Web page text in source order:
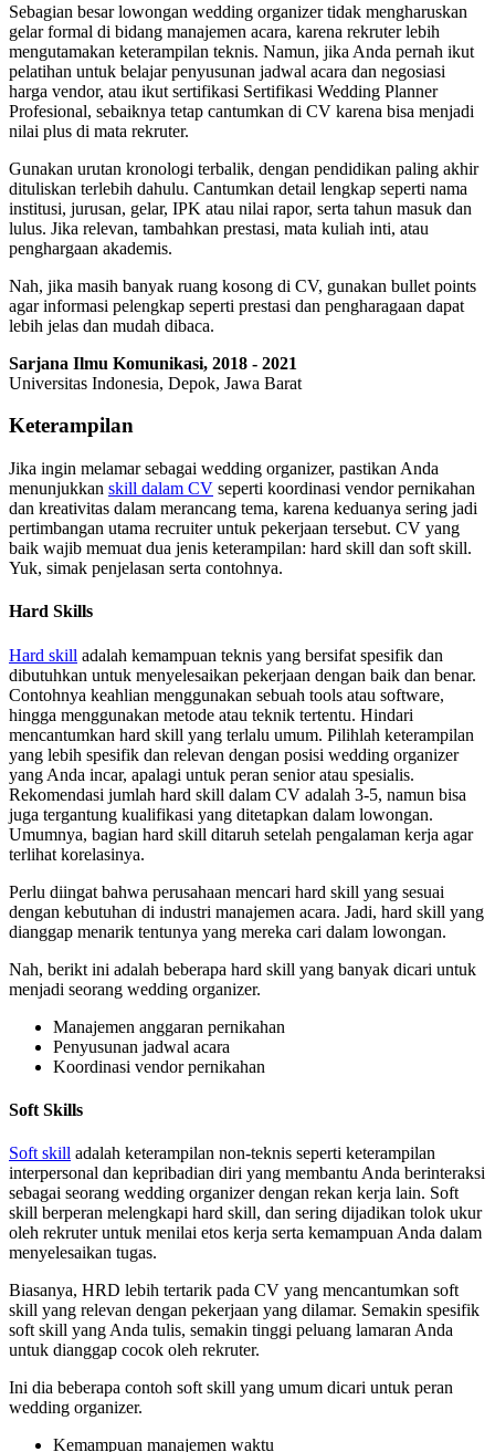
Sebagian besar lowongan wedding organizer tidak mengharuskan
gelar formal di bidang manajemen acara, karena rekruter lebih
mengutamakan keterampilan teknis. Namun, jika Anda pernah ikut
pelatihan untuk belajar penyusunan jadwal acara dan negosiasi
harga vendor, atau ikut sertifikasi Sertifikasi Wedding Planner
Profesional, sebaiknya tetap cantumkan di CV karena bisa menjadi
nilai plus di mata rekruter.
Gunakan urutan kronologi terbalik, dengan pendidikan paling akhir
dituliskan terlebih dahulu. Cantumkan detail lengkap seperti nama
institusi, jurusan, gelar, IPK atau nilai rapor, serta tahun masuk dan
lulus. Jika relevan, tambahkan prestasi, mata kuliah inti, atau
penghargaan akademis.
Nah, jika masih banyak ruang kosong di CV, gunakan bullet points
agar informasi pelengkap seperti prestasi dan pengharagaan dapat
lebih jelas dan mudah dibaca.
Sarjana Ilmu Komunikasi, 2018 - 2021
Universitas Indonesia, Depok, Jawa Barat
Keterampilan
Jika ingin melamar sebagai wedding organizer, pastikan Anda
menunjukkan skill dalam CV seperti koordinasi vendor pernikahan
dan kreativitas dalam merancang tema, karena keduanya sering jadi
pertimbangan utama recruiter untuk pekerjaan tersebut. CV yang
baik wajib memuat dua jenis keterampilan: hard skill dan soft skill.
Yuk, simak penjelasan serta contohnya.
Hard Skills
Hard skill adalah kemampuan teknis yang bersifat spesifik dan
dibutuhkan untuk menyelesaikan pekerjaan dengan baik dan benar.
Contohnya keahlian menggunakan sebuah tools atau software,
hingga menggunakan metode atau teknik tertentu. Hindari
mencantumkan hard skill yang terlalu umum. Pilihlah keterampilan
yang lebih spesifik dan relevan dengan posisi wedding organizer
yang Anda incar, apalagi untuk peran senior atau spesialis.
Rekomendasi jumlah hard skill dalam CV adalah 3-5, namun bisa
juga tergantung kualifikasi yang ditetapkan dalam lowongan.
Umumnya, bagian hard skill ditaruh setelah pengalaman kerja agar
terlihat korelasinya.
Perlu diingat bahwa perusahaan mencari hard skill yang sesuai
dengan kebutuhan di industri manajemen acara. Jadi, hard skill yang
dianggap menarik tentunya yang mereka cari dalam lowongan.
Nah, berikt ini adalah beberapa hard skill yang banyak dicari untuk
menjadi seorang wedding organizer.
Manajemen anggaran pernikahan
Penyusunan jadwal acara
Koordinasi vendor pernikahan
Soft Skills
Soft skill adalah keterampilan non-teknis seperti keterampilan
interpersonal dan kepribadian diri yang membantu Anda berinteraksi
sebagai seorang wedding organizer dengan rekan kerja lain. Soft
skill berperan melengkapi hard skill, dan sering dijadikan tolok ukur
oleh rekruter untuk menilai etos kerja serta kemampuan Anda dalam
menyelesaikan tugas.
Biasanya, HRD lebih tertarik pada CV yang mencantumkan soft
skill yang relevan dengan pekerjaan yang dilamar. Semakin spesifik
soft skill yang Anda tulis, semakin tinggi peluang lamaran Anda
untuk dianggap cocok oleh rekruter.
Ini dia beberapa contoh soft skill yang umum dicari untuk peran
wedding organizer.
Kemampuan manajemen waktu